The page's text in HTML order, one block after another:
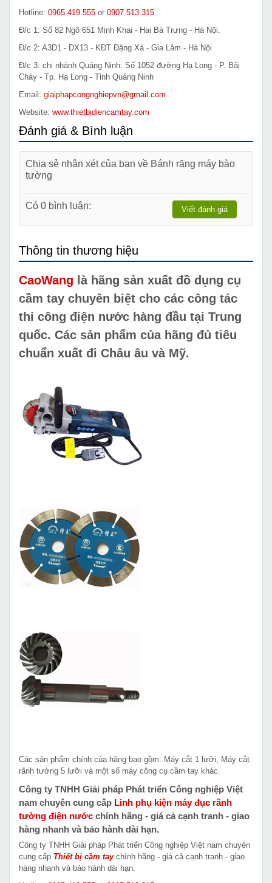
Hotline: 0965.419.555 or 0907.513.315
Đ/c 1: Số 82 Ngõ 651 Minh Khai - Hai Bà Trưng - Hà Nội.
Đ/c 2: A3D1 - DX13 - KĐT Đặng Xá - Gia Lâm - Hà Nội
Đ/c 3: chi nhánh Quảng Ninh: Số 1052 đường Hạ Long - P. Bãi
Cháy - Tp. Hạ Long - Tỉnh Quảng Ninh
Email: giaiphapcongnghiepvn@gmail.com
Website: www.thietbidiencamtay.com
Đánh giá & Bình luận
Chia sẻ nhận xét của bạn về Bánh răng máy bào
tường
Có 0 bình luận: Viết đánh giá
Thông tin thương hiệu
CaoWang là hãng sản xuất đồ dụng cụ
cầm tay chuyên biệt cho các công tác
thi công điện nước hàng đầu tại Trung
quốc. Các sản phẩm của hãng đủ tiêu
chuẩn xuất đi Châu âu và Mỹ.
Các sản phẩm chính của hãng bao gồm: Máy cắt 1 lưỡi, Máy cắt
rãnh tường 5 lưỡi và một số máy công cụ cầm tay khác.
Công ty TNHH Giải pháp Phát triển Công nghiệp Việt
nam chuyên cung cấp Linh phụ kiện máy đục rãnh
tường điện nước chính hãng - giá cả cạnh tranh - giao
hàng nhanh và bảo hành dài hạn.
Công ty TNHH Giải pháp Phát triển Công nghiệp Việt nam chuyên
cung cấp Thiết bị cầm tay chính hãng - giá cả cạnh tranh - giao
hàng nhanh và bảo hành dài hạn.